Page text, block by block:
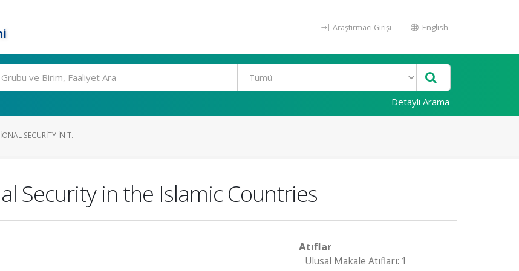
Araştırmacı Girişi English
Detaylı Arama
SECURITY IN T...
Security in the Islamic Countries
Atıflar
Ulusal Makale Atıfları: 1